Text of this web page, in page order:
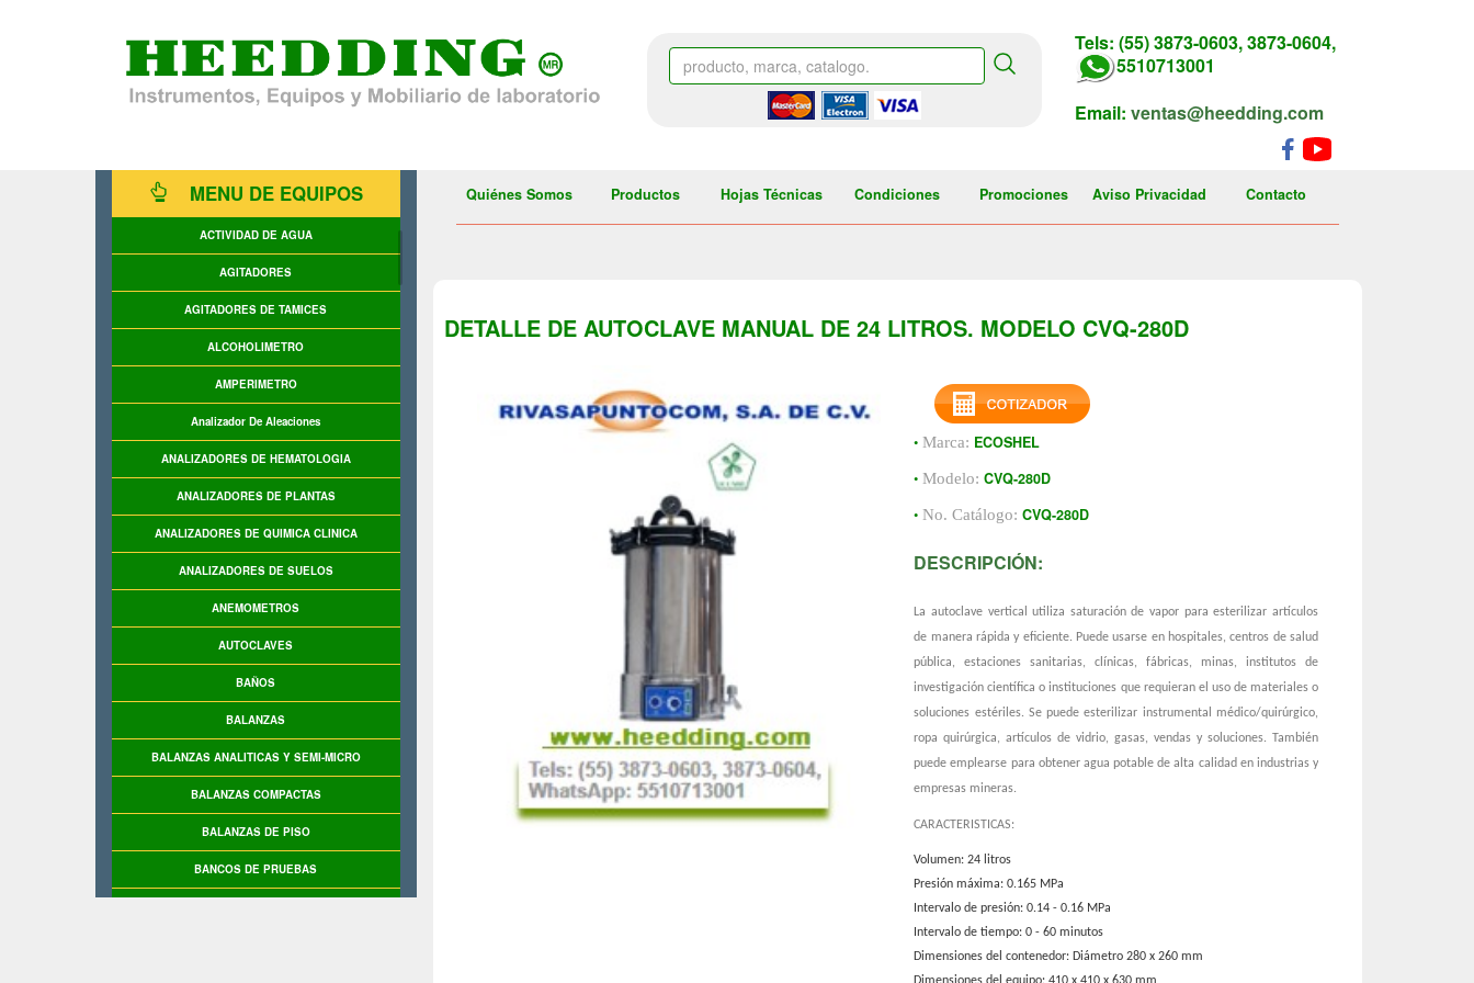
Tels: (55) 3873-0603, 3873-0604,
5510713001
Email: ventas@heedding.com
MENU DE EQUIPOS
ACTIVIDAD DE AGUA
AGITADORES
AGITADORES DE TAMICES
ALCOHOLIMETRO
AMPERIMETRO
Analizador De Aleaciones
ANALIZADORES DE HEMATOLOGIA
ANALIZADORES DE PLANTAS
ANALIZADORES DE QUIMICA CLINICA
ANALIZADORES DE SUELOS
ANEMOMETROS
AUTOCLAVES
BAÑOS
BALANZAS
BALANZAS ANALITICAS Y SEMI-MICRO
BALANZAS COMPACTAS
BALANZAS DE PISO
BANCOS DE PRUEBAS
Quiénes Somos Productos Hojas Técnicas Condiciones Promociones Aviso Privacidad Contacto
DETALLE DE AUTOCLAVE MANUAL DE 24 LITROS. MODELO CVQ-280D
•Marca: ECOSHEL
•Modelo:CVQ-280D
•No. Catálogo:CVQ-280D
DESCRIPCIÓN:
La autoclave vertical utiliza saturación de vapor para esterilizar artículos
de manera rápida y eficiente. Puede usarse en hospitales, centros de salud
pública, estaciones sanitarias, clínicas, fábricas, minas, institutos de
investigación científica o instituciones que requieran el uso de materiales o
soluciones estériles. Se puede esterilizar instrumental médico/quirúrgico,
ropa quirúrgica, artículos de vidrio, gasas, vendas y soluciones. También
puede emplearse para obtener agua potable de alta calidad en industrias y
empresas mineras.
CARACTERISTICAS:
Volumen: 24 litros
Presión máxima: 0.165 MPa
Intervalo de presión: 0.14 - 0.16 MPa
Intervalo de tiempo: 0 - 60 minutos
Dimensiones del contenedor: Diámetro 280 x 260 mm